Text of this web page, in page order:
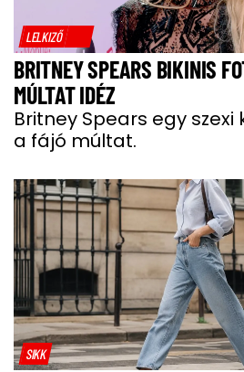
LELKIZŐ
BRITNEY SPEARS BIKINIS
MÚLTAT IDÉZ
Britney Spears egy
a fájó múltat.
SIKK